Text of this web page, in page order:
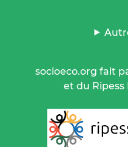
socioeco.org fait
et du